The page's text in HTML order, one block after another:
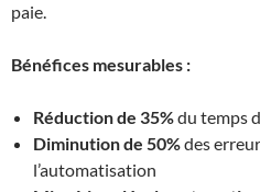
paie.
Bénéfices mesurables :
Réduction de 35%du temps
Diminution de 50%des
l’automatisation